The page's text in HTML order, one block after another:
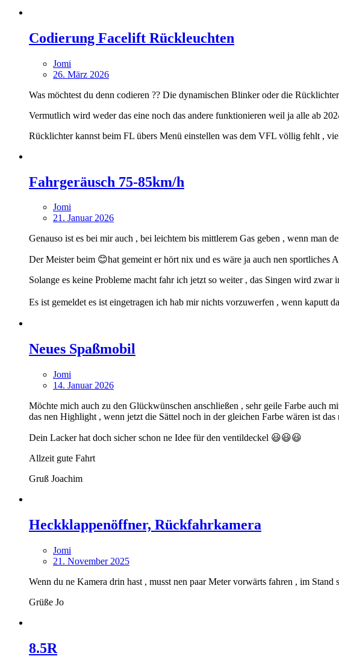
Codierung Facelift Rückleuchten
Jomi
26. März 2026
Was möchtest du denn codieren ?? Die dynamischen Blinker oder die
Vermutlich wird weder das eine noch das andere funktionieren weil ja alle ab
Rücklichter kannst beim FL übers Menü einstellen was dem VFL völlig fehlt ,
Fahrgeräusch 75-85km/h
Jomi
21. Januar 2026
Genauso ist es bei mir auch , bei leichtem bis mittlerem Gas geben , wenn man
Der Meister beim 😊hat gemeint er hört nix und es wäre ja auch nen sportliches
Solange es keine Probleme macht fahr ich jetzt so weiter , das Singen wird zwar
Es ist gemeldet es ist eingetragen ich hab mir nichts vorzuwerfen , wenn kaputt
Neues Spaßmobil
Jomi
14. Januar 2026
Möchte mich auch zu den Glückwünschen anschließen , sehr geile Farbe auch
das nen Highlight , wenn jetzt die Sättel noch in der gleichen Farbe wären ist
Dein Lacker hat doch sicher schon ne Idee für den ventildeckel 😃😃😃
Allzeit gute Fahrt
Gruß Joachim
Heckklappenöffner, Rückfahrkamera
Jomi
21. November 2025
Wenn du ne Kamera drin hast , musst nen paar Meter vorwärts fahren , im
Grüße Jo
8.5R